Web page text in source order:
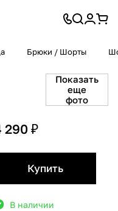
Брюки / Шорты
Показать
еще
фото
290 ₽
Купить
В наличии